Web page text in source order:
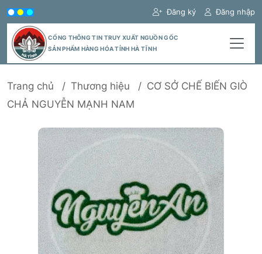
Đăng ký Đăng nhập
CỔNG THÔNG TIN TRUY XUẤT NGUỒN GỐC
SẢN PHẨM HÀNG HÓA TỈNH HÀ TĨNH
Trang chủ Thương hiệu
CƠ SỞ CHẾ BIẾN GIÒ
CHẢ NGUYỄN MẠNH NAM